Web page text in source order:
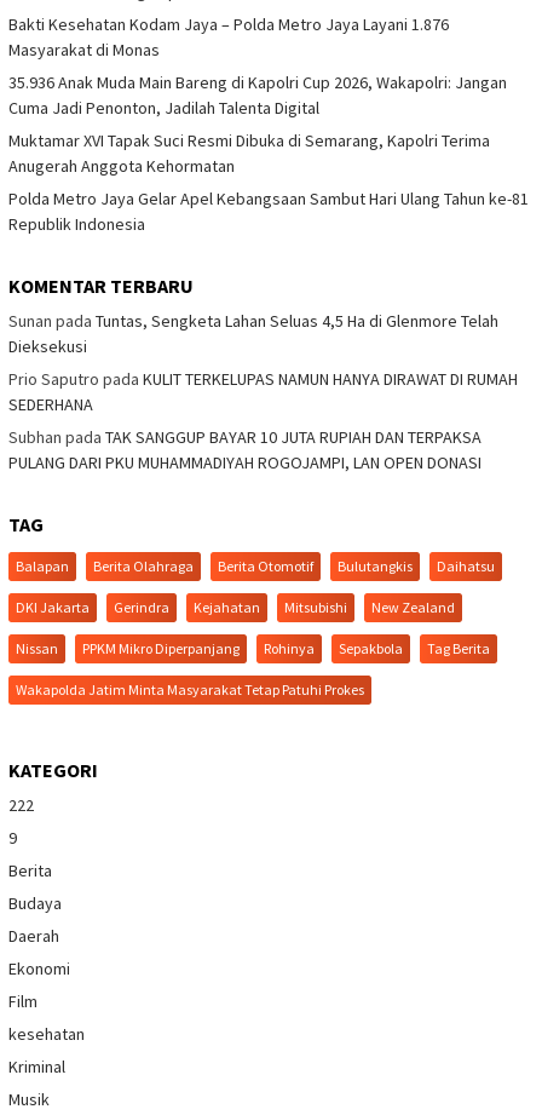
Bakti Kesehatan Kodam Jaya – Polda Metro Jaya Layani 1.876
Masyarakat di Monas
35.936 Anak Muda Main Bareng di Kapolri Cup 2026, Wakapolri: Jangan
Cuma Jadi Penonton, Jadilah Talenta Digital
Muktamar XVI Tapak Suci Resmi Dibuka di Semarang, Kapolri Terima
Anugerah Anggota Kehormatan
Polda Metro Jaya Gelar Apel Kebangsaan Sambut Hari Ulang Tahun ke-81
Republik Indonesia
KOMENTAR TERBARU
Sunan pada Tuntas, Sengketa Lahan Seluas 4,5 Ha di Glenmore Telah
Dieksekusi
Prio Saputro pada KULIT TERKELUPAS NAMUN HANYA DIRAWAT DI RUMAH
SEDERHANA
Subhan pada TAK SANGGUP BAYAR 10 JUTA RUPIAH DAN TERPAKSA
PULANG DARI PKU MUHAMMADIYAH ROGOJAMPI, LAN OPEN DONASI
TAG
Balapan Berita Olahraga Berita Otomotif Bulutangkis Daihatsu
DKI Jakarta Gerindra Kejahatan Mitsubishi New Zealand
Nissan PPKM Mikro Diperpanjang Rohinya Sepakbola Tag Berita
Wakapolda Jatim Minta Masyarakat Tetap Patuhi Prokes
KATEGORI
222
9
Berita
Budaya
Daerah
Ekonomi
Film
kesehatan
Kriminal
Musik